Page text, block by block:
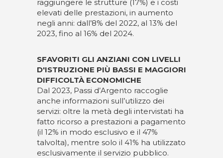
raggiungere le strutture (17%) e i costi
elevati delle prestazioni, in aumento
negli anni: dall’8% del 2022, al 13% del
2023, fino al 16% del 2024.
SFAVORITI GLI ANZIANI CON LIVELLI
D'ISTRUZIONE PIÙ BASSI E MAGGIORI
DIFFICOLTÀ ECONOMICHE
Dal 2023, Passi d’Argento raccoglie
anche informazioni sull’utilizzo dei
servizi: oltre la metà degli intervistati ha
fatto ricorso a prestazioni a pagamento
(il 12% in modo esclusivo e il 47%
talvolta), mentre solo il 41% ha utilizzato
esclusivamente il servizio pubblico.